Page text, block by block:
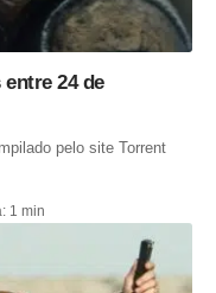
24 de
pelo site Torrent
1 min